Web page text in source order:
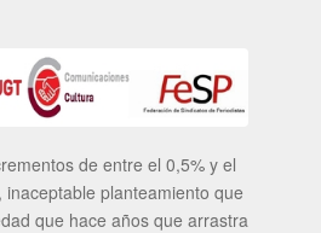
de entre el 0,5% y el
planteamiento que
que hace años que arrastra